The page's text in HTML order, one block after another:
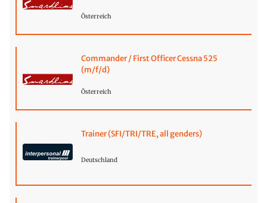
Österreich
Commander / First Officer Cessna 525
(m/f/d)
Österreich
Trainer (SFI/TRI/TRE, all genders)
Deutschland